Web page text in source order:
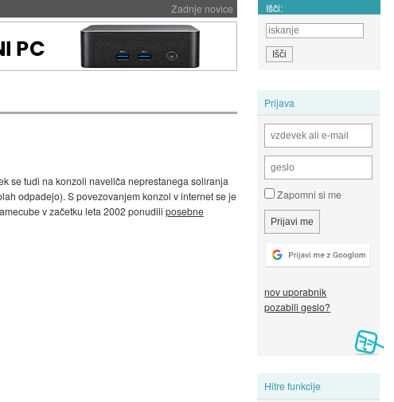
Zadnje novice Išči:
Prijava
Zapomni si me
nov uporabnik
pozabili geslo?
Hitre funkcije
se tudi na konzoli naveliča neprestanega soliranja
odpadejo). S povezovanjem konzol v internet se je
v začetku leta 2002 ponudili posebne